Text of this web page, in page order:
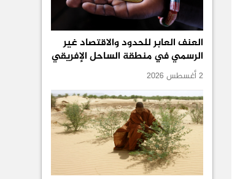
العنف العابر للحدود والاقتصاد غير
الرسمي في منطقة الساحل الإفريقي
2 أغسطس 2026